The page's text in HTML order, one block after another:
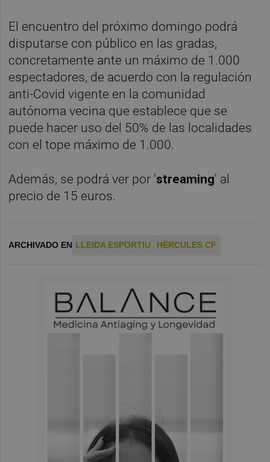
El encuentro del próximo domingo podrá
disputarse con público en las gradas,
concretamente ante un máximo de 1.000
espectadores, de acuerdo con la regulación
anti-Covid vigente en la comunidad
autónoma vecina que establece que se
puede hacer uso del 50% de las localidades
con el tope máximo de 1.000.
Además, se podrá ver por 'streaming' al
precio de 15 euros.
ARCHIVADO EN LLEIDA ESPORTIU HÉRCULES CF